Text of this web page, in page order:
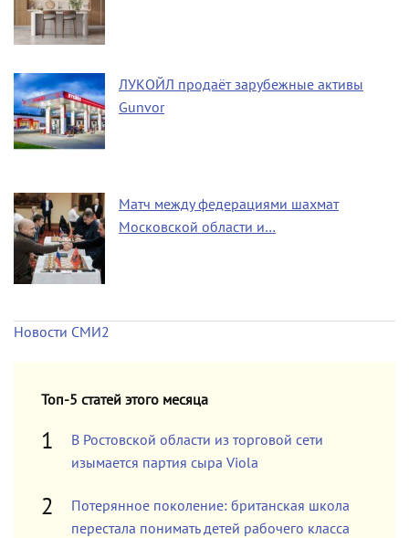
ЛУКОЙЛ продаёт зарубежные активы
Gunvor
Матч между федерациями шахмат
Московской области и…
Новости СМИ2
Топ-5 статей этого месяца
В Ростовской области из торговой сети
изымается партия сыра Viola
Потерянное поколение: британская школа
перестала понимать детей рабочего класса